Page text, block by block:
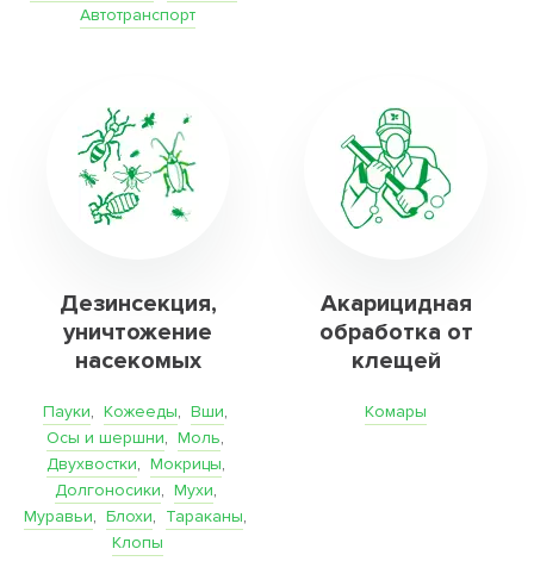
Автотранспорт
Дезинсекция,
уничтожение
насекомых
Пауки, Кожееды, Вши,
Осы и шершни, Моль,
Двухвостки, Мокрицы,
Долгоносики, Мухи,
Муравьи, Блохи, Тараканы,
Клопы
Акарицидная
обработка от
клещей
Комары